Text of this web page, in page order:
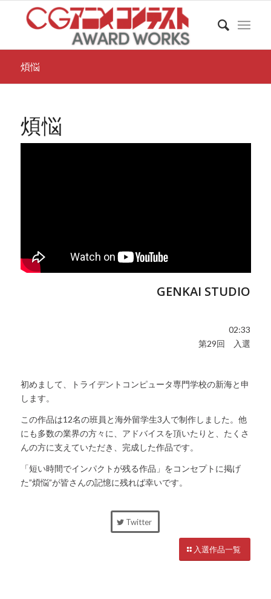
煩悩
煩悩
GENKAI STUDIO
02:33
第29回 入選
初めまして、トライデントコンピュータ専門学校の新海と申
します。
この作品は12名の班員と海外留学生3人で制作しました。他
にも多数の業界の方々に、アドバイスを頂いたりと、たくさ
んの方に支えていただき、完成した作品です。
「短い時間でインパクトが残る作品」をコンセプトに掲げ
た”煩悩”が皆さんの記憶に残れば幸いです。
Twitter
入選作品一覧